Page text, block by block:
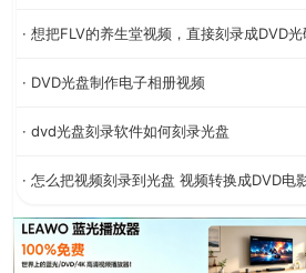
· 想把FLV的养生堂视频，直接刻录成DVD
· DVD光盘制作电子相册视频
· dvd光盘刻录软件如何刻录光盘
· 怎么把视频刻录到光盘 视频转换成DVD电